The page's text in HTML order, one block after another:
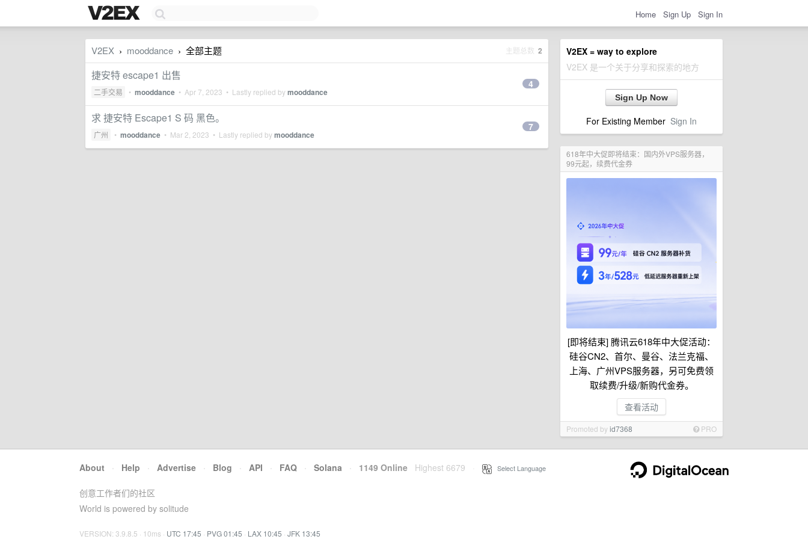
Home Sign Up Sign In
V2EX = way to explore
V2EX 是一个关于分享和探索的地方
Sign Up Now
For Existing Member Sign In
618年中大促即将结束：国内外VPS服务器，
99元起，续费代金券
[即将结束] 腾讯云618年中大促活动：
硅谷CN2、首尔、曼谷、法兰克福、
上海、广州VPS服务器，另可免费领
取续费/升级/新购代金券。
查看活动
Promoted byid7368 PRO
V2EX › mooddance › 全部主题 主题总数 2
捷安特 escape1 出售
二手交易 • mooddance • Apr 7, 2023 • Lastly replied bymooddance
4
求 捷安特 Escape1 S 码 黑色。
广州 • mooddance • Mar 2, 2023 • Lastly replied bymooddance
7
About · Help · Advertise · Blog · API · FAQ · Solana · 1149 Online Highest 6679 Select Language
创意工作者们的社区
World is powered by solitude
VERSION: 3.9.8.5 · 10ms · UTC 17:45 · PVG 01:45 · LAX 10:45 · JFK 13:45